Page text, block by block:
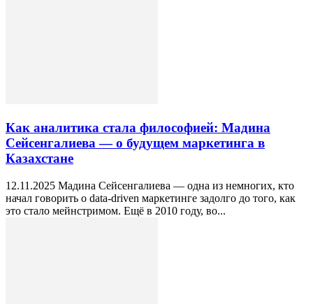
Как аналитика стала философией: Мадина
Сейсенгалиева — о будущем маркетинга в
Казахстане
12.11.2025 Мадина Сейсенгалиева — одна из немногих, кто
начал говорить о data-driven маркетинге задолго до того, как
это стало мейнстримом. Ещё в 2010 году, во...